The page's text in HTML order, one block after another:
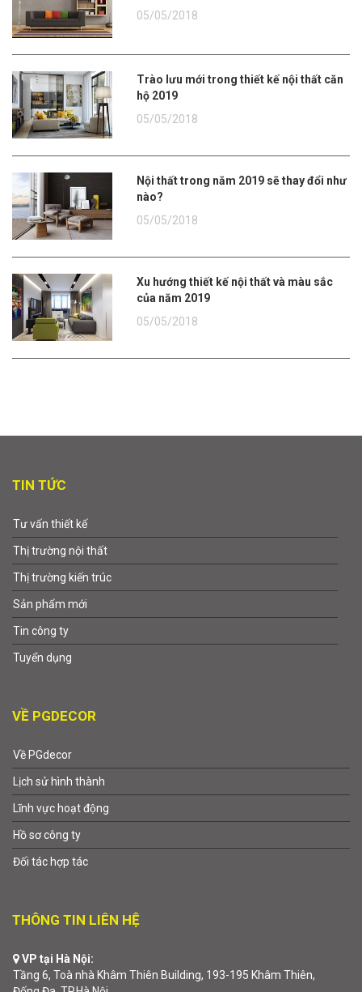
05/05/2018
Trào lưu mới trong thiết kế nội thất căn
hộ 2019
05/05/2018
Nội thất trong năm 2019 sẽ thay đổi như
nào?
05/05/2018
Xu hướng thiết kế nội thất và màu sắc
của năm 2019
05/05/2018
TIN TỨC
Tư vấn thiết kế
Thị trường nội thất
Thị trường kiến trúc
Sản phẩm mới
Tin công ty
Tuyển dụng
VỀ PGDECOR
Về PGdecor
Lịch sử hình thành
Lĩnh vực hoạt động
Hồ sơ công ty
Đối tác hợp tác
THÔNG TIN LIÊN HỆ
VP tại Hà Nội:
Tầng 6, Toà nhà Khâm Thiên Building, 193-195 Khâm Thiên,